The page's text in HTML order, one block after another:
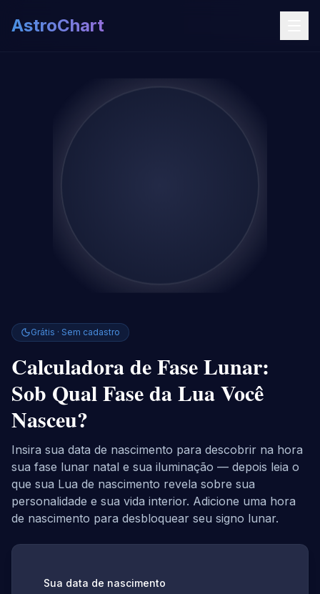
AstroChart
Grátis · Sem cadastro
Calculadora de Fase Lunar:
Sob Qual Fase da Lua Você
Nasceu?
Insira sua data de nascimento para descobrir na hora
sua fase lunar natal e sua iluminação — depois leia o
que sua Lua de nascimento revela sobre sua
personalidade e sua vida interior. Adicione uma hora
de nascimento para desbloquear seu signo lunar.
Sua data de nascimento